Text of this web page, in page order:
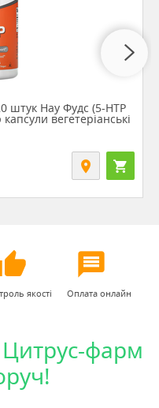
штук Нау Фудс (5-HTP
вегетеріанські
якості Оплата онлайн
Цитрус-фарм